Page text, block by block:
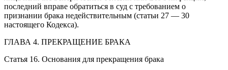
последний вправе обратиться в суд с требованием о
признании брака недействительным (статьи 27 — 30
настоящего Кодекса).
ГЛАВА 4. ПРЕКРАЩЕНИЕ БРАКА
Статья 16. Основания для прекращения брака